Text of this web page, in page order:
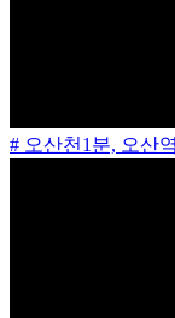
# 오산천1분, 오산